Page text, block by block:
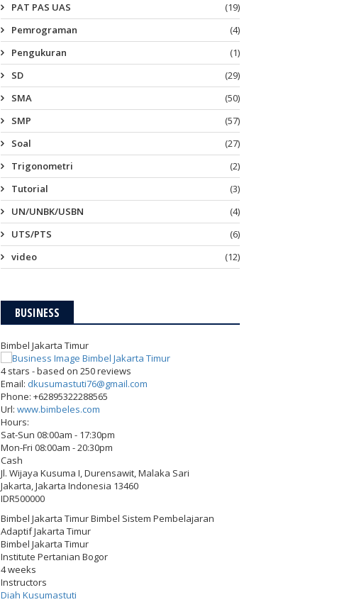
PAT PAS UAS
(19)
Pemrograman
(4)
Pengukuran
(1)
SD
(29)
SMA
(50)
SMP
(57)
Soal
(27)
Trigonometri
(2)
Tutorial
(3)
UN/UNBK/USBN
(4)
UTS/PTS
(6)
video
(12)
BUSINESS
Bimbel Jakarta Timur
4stars - based on250reviews
Email: dkusumastuti76@gmail.com
Phone:+62895322288565
Url:www.bimbeles.com
Hours:
Sat-Sun 08:00am - 17:30pm
Mon-Fri 08:00am - 20:30pm
Cash
Jl. Wijaya Kusuma I, Durensawit, Malaka Sari
Jakarta,Jakarta Indonesia 13460
IDR500000
Bimbel Jakarta Timur Bimbel Sistem Pembelajaran
Adaptif Jakarta Timur
Bimbel Jakarta Timur
Institute Pertanian Bogor
4 weeks
Instructors
Diah Kusumastuti